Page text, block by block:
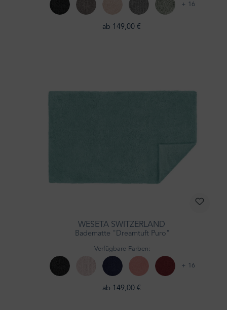
+ 16
ab 149,00 €
WESETA SWITZERLAND
Badematte "Dreamtuft Puro"
Verfügbare Farben:
+ 16
ab 149,00 €